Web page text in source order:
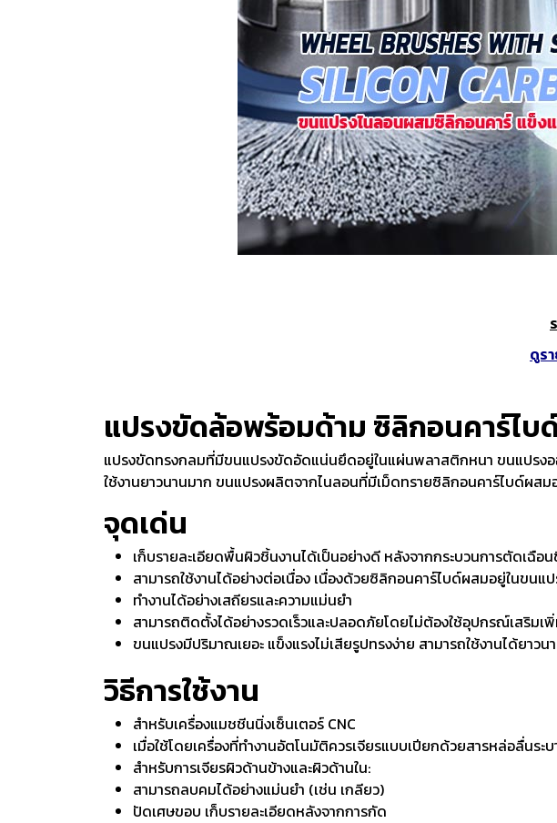
5 Grinding and Cutting / เครื่อง
มือสำหรับงานขัด เจียร และตกแต่ง
ผิว
6
เค
9 Workstations and Storage /
โต๊ะและตู้เก็บเครื่องมือ
0
เค
ป
ดูร
แปรงขัดล้อพร้อมด้าม ซิลิกอนคาร์ไบ
แปรงขัดทรงกลมที่มีขนแปรงขัดอัดแน่นยึดอยู่ในแผ่นพลาสติกหนา ขนแปรงอ
ใช้งานยาวนานมาก ขนแปรงผลิตจากไนลอนที่มีเม็ดทรายซิลิกอนคาร์ไบด์ผส
จุดเด่น
เก็บรายละเอียดพื้นผิวชิ้นงานได้เป็นอย่างดี หลังจากกระบวนการตัดเฉือ
สามารถใช้งานได้อย่างต่อเนื่อง เนื่องด้วยซิลิกอนคาร์ไบด์ผสมอยู่ในขน
ทำงานได้อย่างเสถียรและความแม่นยำ
สามารถติดตั้งได้อย่างรวดเร็วและปลอดภัยโดยไม่ต้องใช้อุปกรณ์เสริมเ
ขนแปรงมีปริมาณเยอะ แข็งแรงไม่เสียรูปทรงง่าย สามารถใช้งานได้ยาวน
วิธีการใช้งาน
สำหรับเครื่องแมชชีนนิ่งเซ็นเตอร์ CNC
เมื่อใช้โดยเครื่องที่ทำงานอัตโนมัติควรเจียรแบบเปียกด้วยสารหล่อลื่นระ
สำหรับการเจียรผิวด้านข้างและผิวด้านใน:
สามารถลบคมได้อย่างแม่นยำ (เช่น เกลียว)
ปัดเศษขอบ เก็บรายละเอียดหลังจากการกัด